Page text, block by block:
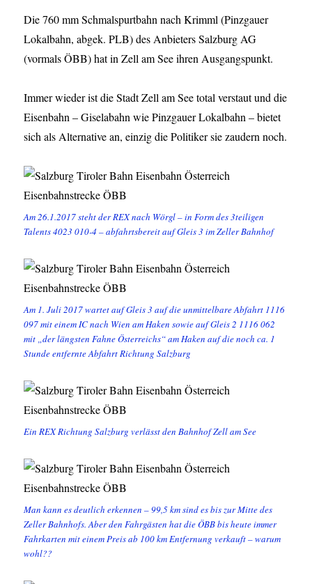
Die 760 mm Schmalspurtbahn nach Krimml (Pinzgauer
Lokalbahn, abgek. PLB) des Anbieters Salzburg AG
(vormals ÖBB) hat in Zell am See ihren Ausgangspunkt.
Immer wieder ist die Stadt Zell am See total verstaut und die
Eisenbahn – Giselabahn wie Pinzgauer Lokalbahn – bietet
sich als Alternative an, einzig die Politiker sie zaudern noch.
Am 26.1.2017 steht der REX nach Wörgl – in Form des 3teiligen
Talents 4023 010-4 – abfahrtsbereit auf Gleis 3 im Zeller Bahnhof
Am 1. Juli 2017 wartet auf Gleis 3 auf die unmittelbare Abfahrt 1116
097 mit einem IC nach Wien am Haken sowie auf Gleis 2 1116 062
mit „der längsten Fahne Österreichs“ am Haken auf die noch ca. 1
Stunde entfernte Abfahrt Richtung Salzburg
Ein REX Richtung Salzburg verlässt den Bahnhof Zell am See
Man kann es deutlich erkennen – 99,5 km sind es bis zur Mitte des
Zeller Bahnhofs. Aber den Fahrgästen hat die ÖBB bis heute immer
Fahrkarten mit einem Preis ab 100 km Entfernung verkauft – warum
wohl??